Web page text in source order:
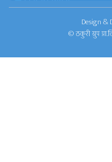
Design &
© ठकुरी ग्रुप